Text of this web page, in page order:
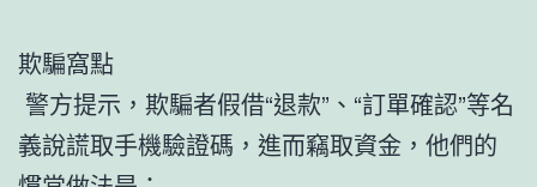
欺騙窩點
警方提示，欺騙者假借“退款”、“訂單確認”等名
義說謊取手機驗證碼，進而竊取資金，他們的